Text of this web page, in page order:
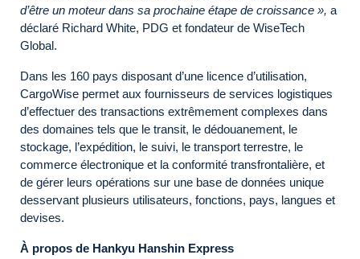
d’être un moteur dans sa prochaine étape de croissance », a
déclaré Richard White, PDG et fondateur de WiseTech
Global.
Dans les 160 pays disposant d’une licence d’utilisation,
CargoWise permet aux fournisseurs de services logistiques
d’effectuer des transactions extrêmement complexes dans
des domaines tels que le transit, le dédouanement, le
stockage, l’expédition, le suivi, le transport terrestre, le
commerce électronique et la conformité transfrontalière, et
de gérer leurs opérations sur une base de données unique
desservant plusieurs utilisateurs, fonctions, pays, langues et
devises.
À propos de Hankyu Hanshin Express